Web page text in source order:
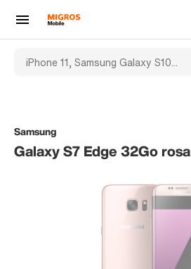
Samsung
Galaxy S7 Edge 32Go rosa